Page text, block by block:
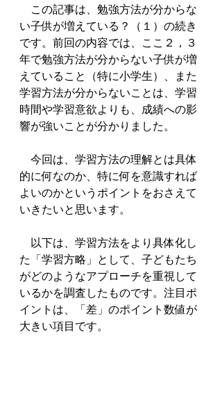
この記事は、勉強方法が分からな
い子供が増えている？（１）の続き
です。前回の内容では、ここ２，３
年で勉強方法が分からない子供が増
えていること（特に小学生）、また
学習方法が分からないことは、学習
時間や学習意欲よりも、成績への影
響が強いことが分かりました。
今回は、学習方法の理解とは具体
的に何なのか、特に何を意識すれば
よいのかというポイントをおさえて
いきたいと思います。
以下は、学習方法をより具体化し
た「学習方略」として、子どもたち
がどのようなアプローチを重視して
いるかを調査したものです。注目ポ
イントは、「差」のポイント数値が
大きい項目です。